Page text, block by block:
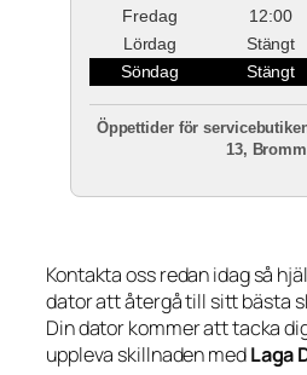
Fredag
12:00
Lördag
Stängt
Söndag
Stängt
Öppettider för
13,
Kontakta oss redan idag så
dator att återgå till sitt bästa
Din dator kommer att tacka
uppleva skillnaden medLaga